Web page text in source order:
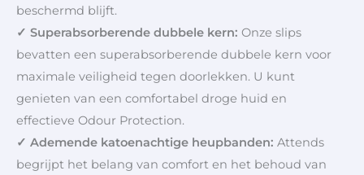
beschermd blijft.
✓ Superabsorberende dubbele kern: Onze slips
bevatten een superabsorberende dubbele kern voor
maximale veiligheid tegen doorlekken. U kunt
genieten van een comfortabel droge huid en
effectieve Odour Protection.
✓ Ademende katoenachtige heupbanden: Attends
begrijpt het belang van comfort en het behoud van